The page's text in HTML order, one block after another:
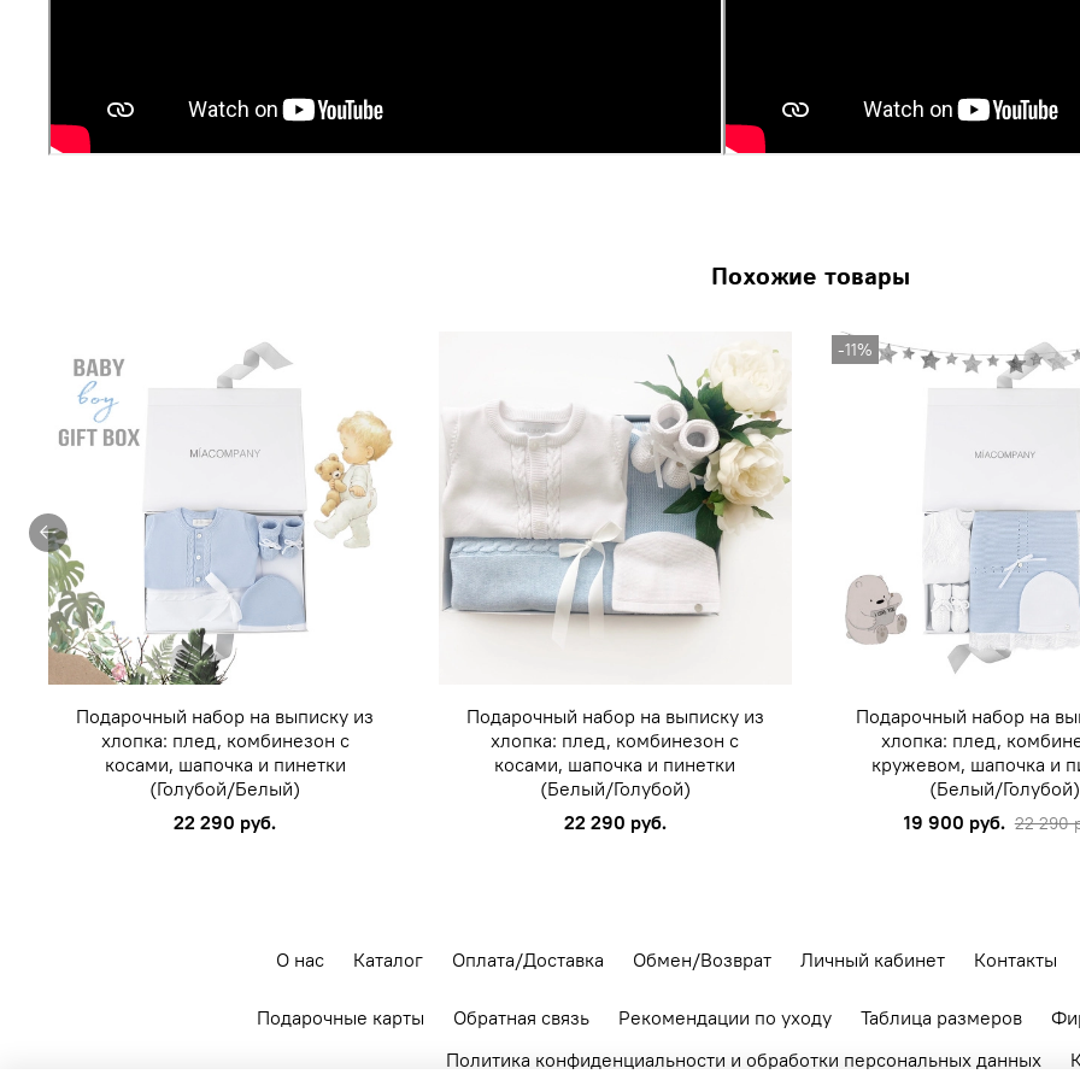
Похожие товары
Подарочный набор на выписку из
хлопка: плед, комбинезон с
косами, шапочка и пинетки
(Голубой/Белый)
22 290 руб.
Подарочный набор на выписку из
хлопка: плед, комбинезон с
косами, шапочка и пинетки
(Белый/Голубой)
22 290 руб.
-11%
Подарочный набор на
хлопка: плед,
кружевом, шапочка и
(Белый/Голубой)
19 900 руб. 22 290
О нас Каталог Оплата/Доставка Обмен/Возврат Личный кабинет Контакты
Подарочные карты Обратная связь Рекомендации по уходу Таблица размеров
Политика конфиденциальности и обработки персональных данных